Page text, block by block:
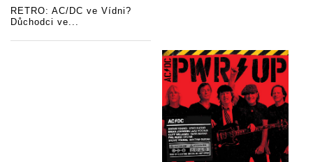
RETRO: AC/DC ve Vídni?
Důchodci ve...